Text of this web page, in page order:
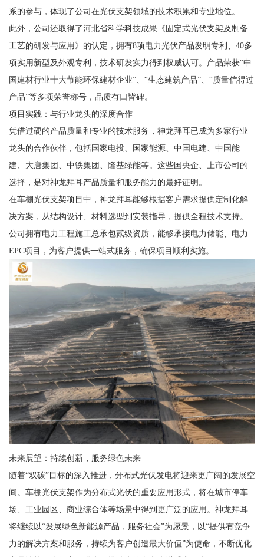
系的参与，体现了公司在光伏支架领域的技术积累和专业地位。
此外，公司还取得了河北省科学科技成果《固定式光伏支架及制备
工艺的研发与应用》的认定，拥有8项电力光伏产品发明专利、40多
项实用新型及外观专利，技术研发实力得到权威认可。产品荣获“中
国建材行业十大节能环保建材企业”、“生态建筑产品”、“质量信得过
产品”等多项荣誉称号，品质有口皆碑。
项目实践：与行业龙头的深度合作
凭借过硬的产品质量和专业的技术服务，神龙拜耳已成为多家行业
龙头的合作伙伴，包括国家电投、国家能源、中国电建、中国能
建、大唐集团、中铁集团、隆基绿能等。这些国央企、上市公司的
选择，是对神龙拜耳产品质量和服务能力的最好证明。
在车棚光伏支架项目中，神龙拜耳能够根据客户需求提供定制化解
决方案，从结构设计、材料选型到安装指导，提供全程技术支持。
公司拥有电力工程施工总承包贰级资质，能够承接电力储能、电力
EPC项目，为客户提供一站式服务，确保项目顺利实施。
未来展望：持续创新，服务绿色未来
随着“双碳”目标的深入推进，分布式光伏发电将迎来更广阔的发展空
间。车棚光伏支架作为分布式光伏的重要应用形式，将在城市停车
场、工业园区、商业综合体等场景中得到更广泛的应用。神龙拜耳
将继续以“发展绿色新能源产品，服务社会”为愿景，以“提供有竞争
力的解决方案和服务，持续为客户创造最大价值”为使命，不断优化